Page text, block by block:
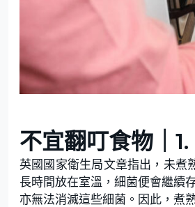
不宜翻叮食物｜
英國國家衛生局文章指出，未煮
長時間放在室溫，細菌便會繼續
亦無法消滅這些細菌。因此，煮